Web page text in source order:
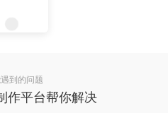
到的问题
作平台帮你解决